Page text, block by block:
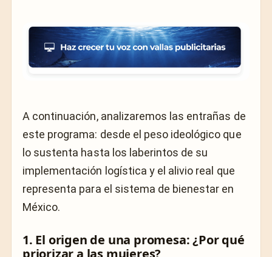
A continuación, analizaremos las entrañas de
este programa: desde el peso ideológico que
lo sustenta hasta los laberintos de su
implementación logística y el alivio real que
representa para el sistema de bienestar en
México.
1. El origen de una promesa: ¿Por qué
priorizar a las mujeres?